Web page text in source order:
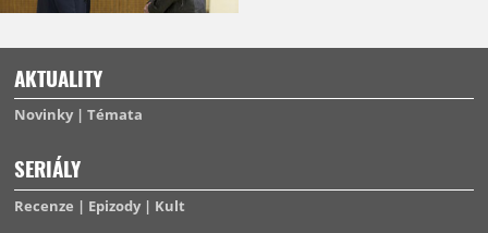
AKTUALITY
Novinky Témata
SERIÁLY
Recenze Epizody Kult